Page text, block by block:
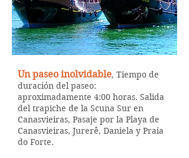
Un paseo inolvidable, Tiempo de
duración del paseo:
aproximadamente 4:00 horas. Salida
del trapiche de la Scuna Sur en
Canasvieiras, Pasaje por la Playa de
Canasvieiras, Jurerê, Daniela y Praia
do Forte.